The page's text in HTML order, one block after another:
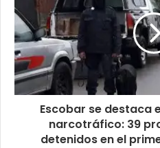
Escobar se destaca
narcotráfico: 39
detenidos en el